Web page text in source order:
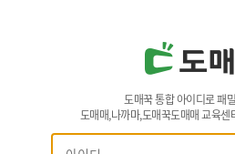
도매꾹 통합 아이디로 패
도매매,나까마,도매꾹도매매 교육